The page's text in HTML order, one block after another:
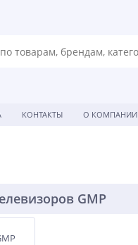
КОНТАКТЫ О КОМПАНИИ
GMP